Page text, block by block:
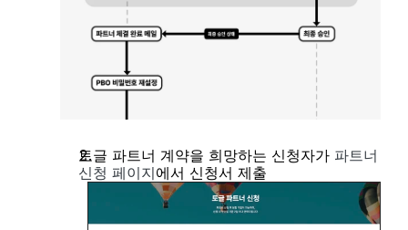
토글 파트너 계약을 희망하는 신청자가 파트너
신청 페이지에서 신청서 제출